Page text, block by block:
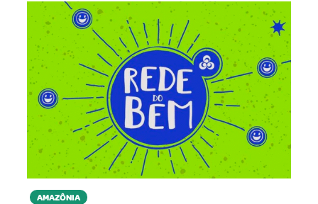
AMAZÔNIA